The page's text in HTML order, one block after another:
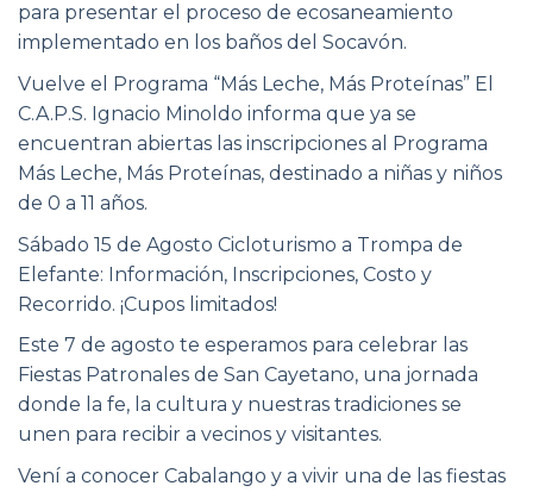
para presentar el proceso de ecosaneamiento
implementado en los baños del Socavón.
Vuelve el Programa “Más Leche, Más Proteínas” El
C.A.P.S. Ignacio Minoldo informa que ya se
encuentran abiertas las inscripciones al Programa
Más Leche, Más Proteínas, destinado a niñas y niños
de 0 a 11 años.
Sábado 15 de Agosto Cicloturismo a Trompa de
Elefante: Información, Inscripciones, Costo y
Recorrido. ¡Cupos limitados!
Este 7 de agosto te esperamos para celebrar las
Fiestas Patronales de San Cayetano, una jornada
donde la fe, la cultura y nuestras tradiciones se
unen para recibir a vecinos y visitantes.
Vení a conocer Cabalango y a vivir una de las fiestas